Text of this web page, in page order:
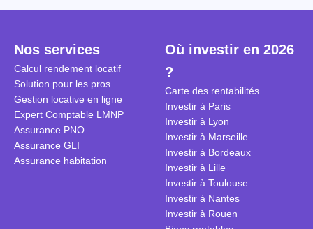
calcule à
Nos services
Calcul rendement locatif
Solution pour les pros
Gestion locative en ligne
Expert Comptable LMNP
Assurance PNO
Assurance GLI
Assurance habitation
Où investir en 2026
?
Carte des rentabilités
Investir à Paris
Investir à Lyon
Investir à Marseille
Investir à Bordeaux
Investir à Lille
Investir à Toulouse
Investir à Nantes
Investir à Rouen